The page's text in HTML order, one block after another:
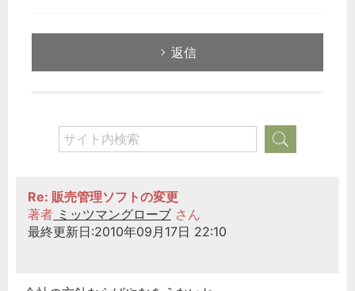
返信
Re: 販売管理ソフトの変更
著者 ミッツマングローブ さん
最終更新日:2010年09月17日 22:10
どのカテゴリーに投稿しますか？
選択してください